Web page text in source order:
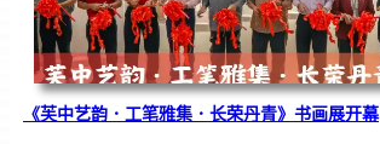
《芙中艺韵．工笔雅集．长荣丹青》书画展开幕